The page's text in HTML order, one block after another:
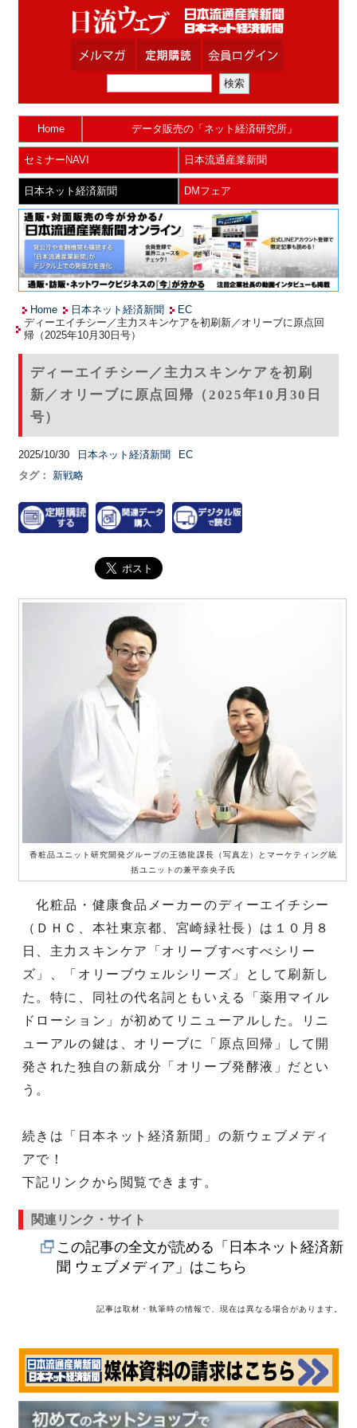
Home データ販売の「ネット経済研究所」
セミナーNAVI 日本流通産業新聞
日本ネット経済新聞 DMフェア
Home 日本ネット経済新聞
EC
ディーエイチシー／主力スキンケアを初刷新／オリーブに原点回
帰（2025年10月30日号）
ディーエイチシー／主力スキンケアを初刷
新／オリーブに原点回帰（2025年10月30日
号）
2025/10/30 日本ネット経済新聞
EC
タグ：
新戦略
香粧品ユニット研究開発グループの王徳龍課長（写真左）とマーケティング統
括ユニットの兼平奈央子氏
化粧品・健康食品メーカーのディーエイチシー
（ＤＨＣ、本社東京都、宮崎緑社長）は１０月８
日、主力スキンケア「オリーブすべすべシリー
ズ」、「オリーブウェルシリーズ」として刷新し
た。特に、同社の代名詞ともいえる「薬用マイル
ドローション」が初めてリニューアルした。リニ
ューアルの鍵は、オリーブに「原点回帰」して開
発された独自の新成分「オリーブ発酵液」だとい
う。
続きは「日本ネット経済新聞」の新ウェブメディ
アで！
下記リンクから閲覧できます。
関連リンク・サイト
この記事の全文が読める「日本ネット経済新
聞 ウェブメディア」はこちら
記事は取材・執筆時の情報で、現在は異なる場合があります。